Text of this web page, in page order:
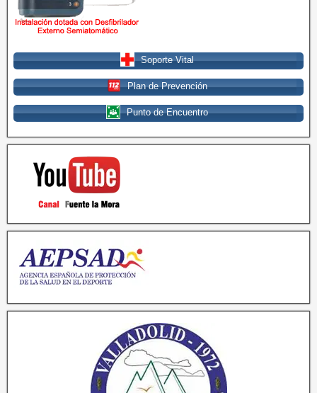
Soporte Vital
Plan de Prevención
Punto de Encuentro